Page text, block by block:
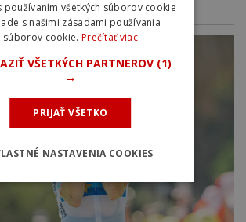
používaním všetkých súborov cookie
s našimi zásadami používania
súborov cookie. Prečítať viac
VŠETKÝCH PARTNEROV (1)
→
PRIJAŤ VŠETKO
NASTAVENIA COOKIES